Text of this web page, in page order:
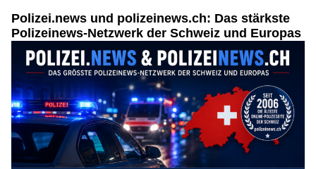
Polizei.news und polizeinews.ch: Das stärkste
Polizeinews-Netzwerk der Schweiz und Europas